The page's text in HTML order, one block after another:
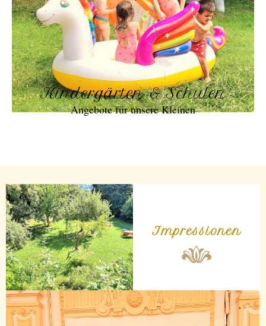
Kindergärten & Schulen
Angebote für unsere Kleinen
Impressionen